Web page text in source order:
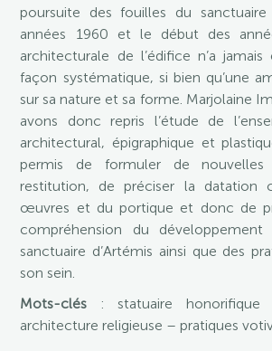
poursuite des fouilles du
années 1960 et le début des
architecturale de l’édifice n’a jamais
façon systématique, si bien qu’une
sur sa nature et sa forme. Marjolaine
avons donc repris l’étude de
architectural, épigraphique et
permis de formuler de nouvelles
restitution, de préciser la datation
œuvres et du portique et donc de
compréhension du
sanctuaire d’Artémis ainsi que des
son sein.
Mots-clés : statuaire
architecture religieuse – pratiques